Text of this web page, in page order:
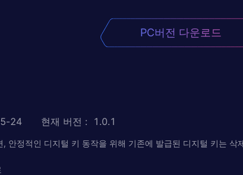
PC버전 다운로드
24 현재 버전 : 1.0.1
, 안정적인 디지털 키 동작을 위해 기존에 발급된 디지털 키는